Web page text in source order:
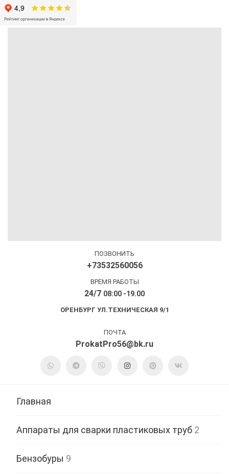
ПОЗВОНИТЬ
+73532560056
ВРЕМЯ РАБОТЫ
24/7 08:00 -19.00
ОРЕНБУРГ УЛ.ТЕХНИЧЕСКАЯ 9/1
ПОЧТА
ProkatPro56@bk.ru
Главная
Аппараты для сварки пластиковых труб 2
Бензобуры 9